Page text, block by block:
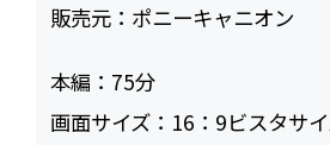
販売元： ポニーキャニオン
本編： 75
画面サイズ： 16：9ビスタサ